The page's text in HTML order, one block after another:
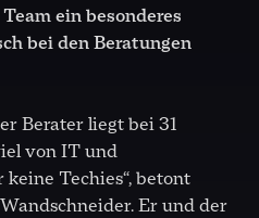
ein besonderes
bei den Beratungen
Berater liegt bei 31
von IT und
Techies“, betont
Er und der